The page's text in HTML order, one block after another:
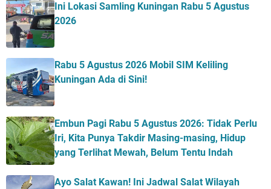
Ini Lokasi Samling Kuningan Rabu 5 Agustus
2026
Rabu 5 Agustus 2026 Mobil SIM Keliling
Kuningan Ada di Sini!
Embun Pagi Rabu 5 Agustus 2026: Tidak Perlu
Iri, Kita Punya Takdir Masing-masing, Hidup
yang Terlihat Mewah, Belum Tentu Indah
Ayo Salat Kawan! Ini Jadwal Salat Wilayah